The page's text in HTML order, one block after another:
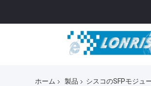
ホーム 製品 シスコのSFPモジュ